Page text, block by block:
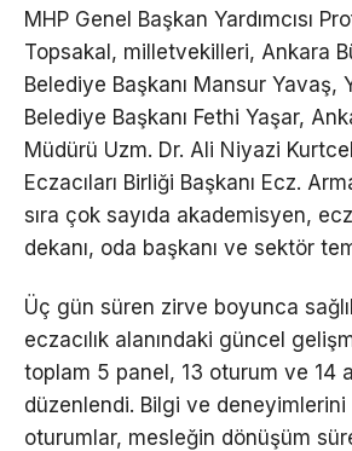
MHP Genel Başkan Yardımcısı
Topsakal, milletvekilleri, Ankara
Belediye Başkanı Mansur Yavaş,
Belediye Başkanı Fethi Yaşar,
Müdürü Uzm. Dr. Ali Niyazi
Eczacıları Birliği Başkanı Ecz.
sıra çok sayıda akademisyen,
dekanı, oda başkanı ve sektör
Üç gün süren zirve boyunca
eczacılık alanındaki güncel
toplam 5 panel, 13 oturum ve 14
düzenlendi. Bilgi ve deneyimlerini
oturumlar, mesleğin dönüşüm